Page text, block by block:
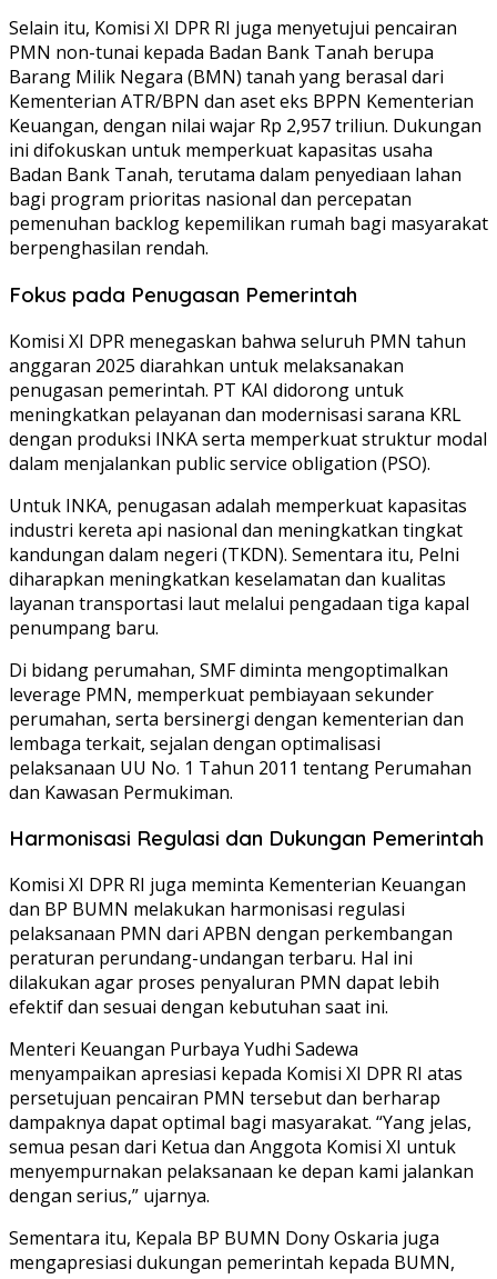
Selain itu, Komisi XI DPR RI juga menyetujui pencairan
PMN non-tunai kepada Badan Bank Tanah berupa
Barang Milik Negara (BMN) tanah yang berasal dari
Kementerian ATR/BPN dan aset eks BPPN Kementerian
Keuangan, dengan nilai wajar Rp 2,957 triliun. Dukungan
ini difokuskan untuk memperkuat kapasitas usaha
Badan Bank Tanah, terutama dalam penyediaan lahan
bagi program prioritas nasional dan percepatan
pemenuhan backlog kepemilikan rumah bagi masyarakat
berpenghasilan rendah.
Fokus pada Penugasan Pemerintah
Komisi XI DPR menegaskan bahwa seluruh PMN tahun
anggaran 2025 diarahkan untuk melaksanakan
penugasan pemerintah. PT KAI didorong untuk
meningkatkan pelayanan dan modernisasi sarana KRL
dengan produksi INKA serta memperkuat struktur modal
dalam menjalankan public service obligation (PSO).
Untuk INKA, penugasan adalah memperkuat kapasitas
industri kereta api nasional dan meningkatkan tingkat
kandungan dalam negeri (TKDN). Sementara itu, Pelni
diharapkan meningkatkan keselamatan dan kualitas
layanan transportasi laut melalui pengadaan tiga kapal
penumpang baru.
Di bidang perumahan, SMF diminta mengoptimalkan
leverage PMN, memperkuat pembiayaan sekunder
perumahan, serta bersinergi dengan kementerian dan
lembaga terkait, sejalan dengan optimalisasi
pelaksanaan UU No. 1 Tahun 2011 tentang Perumahan
dan Kawasan Permukiman.
Harmonisasi Regulasi dan Dukungan Pemerintah
Komisi XI DPR RI juga meminta Kementerian Keuangan
dan BP BUMN melakukan harmonisasi regulasi
pelaksanaan PMN dari APBN dengan perkembangan
peraturan perundang-undangan terbaru. Hal ini
dilakukan agar proses penyaluran PMN dapat lebih
efektif dan sesuai dengan kebutuhan saat ini.
Menteri Keuangan Purbaya Yudhi Sadewa
menyampaikan apresiasi kepada Komisi XI DPR RI atas
persetujuan pencairan PMN tersebut dan berharap
dampaknya dapat optimal bagi masyarakat. “Yang jelas,
semua pesan dari Ketua dan Anggota Komisi XI untuk
menyempurnakan pelaksanaan ke depan kami jalankan
dengan serius,” ujarnya.
Sementara itu, Kepala BP BUMN Dony Oskaria juga
mengapresiasi dukungan pemerintah kepada BUMN,